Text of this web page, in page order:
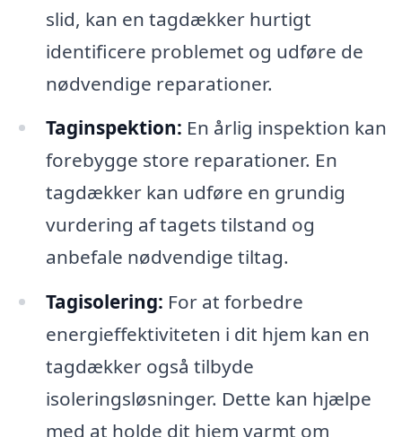
slid, kan en tagdækker hurtigt
identificere problemet og udføre de
nødvendige reparationer.
Taginspektion: En årlig inspektion kan
forebygge store reparationer. En
tagdækker kan udføre en grundig
vurdering af tagets tilstand og
anbefale nødvendige tiltag.
Tagisolering: For at forbedre
energieffektiviteten i dit hjem kan en
tagdækker også tilbyde
isoleringsløsninger. Dette kan hjælpe
med at holde dit hjem varmt om